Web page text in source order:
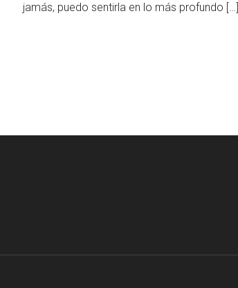
jamás, puedo sentirla en lo más profundo […]